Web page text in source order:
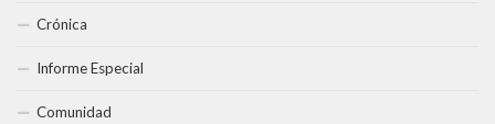
Crónica
Informe Especial
Comunidad